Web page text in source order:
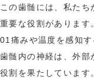
この歯髄には、私た
重要な役割があります
01 痛みや温度を感知
歯髄内の神経は、外部
役割を果たしています